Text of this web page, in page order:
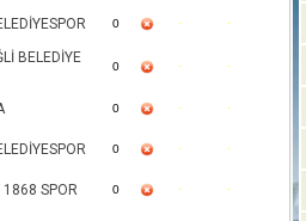
0
BELEDİYE
0
0
0
1868 SPOR 0